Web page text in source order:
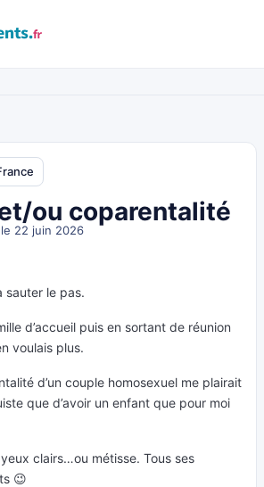
ou coparentalité
le 22 juin 2026
sauter le pas.
d’accueil puis en sortant de réunion
voulais plus.
d’un couple homosexuel me plairait
que d’avoir un enfant que pour moi
clairs…ou métisse. Tous ses
😉